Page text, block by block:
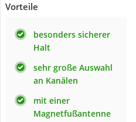
Vorteile
besonders sicherer
Halt
sehr große Auswahl
an Kanälen
mit einer
Magnetfußantenne